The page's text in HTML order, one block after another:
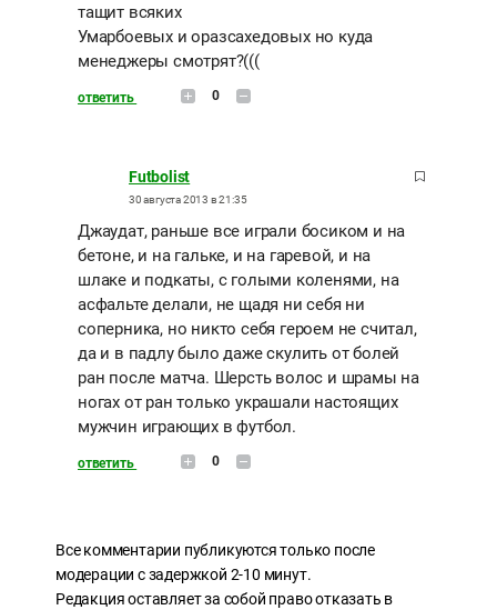
тащит всяких
Умарбоевых и оразсахедовых но куда
менеджеры смотрят?(((
ответить 0
Futbolist
30 августа 2013 в 21:35
Джаудат, раньше все играли босиком и на
бетоне, и на гальке, и на гаревой, и на
шлаке и подкаты, с голыми коленями, на
асфальте делали, не щадя ни себя ни
соперника, но никто себя героем не считал,
да и в падлу было даже скулить от болей
ран после матча. Шерсть волос и шрамы на
ногах от ран только украшали настоящих
мужчин играющих в футбол.
ответить 0
Все комментарии публикуются только после
модерации с задержкой 2-10 минут.
Редакция оставляет за собой право отказать в